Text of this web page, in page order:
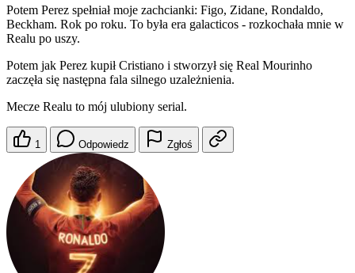
Potem Perez spełniał moje zachcianki: Figo, Zidane, Rondaldo,
Beckham. Rok po roku. To była era galacticos - rozkochała mnie w
Realu po uszy.
Potem jak Perez kupił Cristiano i stworzył się Real Mourinho
zaczęła się następna fala silnego uzależnienia.
Mecze Realu to mój ulubiony serial.
1 Odpowiedz Zgłoś